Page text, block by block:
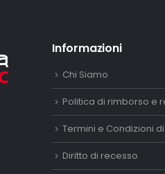
Informazioni
Chi Siamo
Politica di rimborso e
Termini e Condizioni
Diritto di recesso